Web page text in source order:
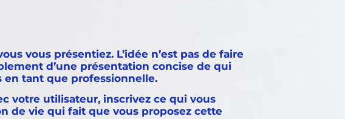
vous présentiez. L’idée n’est pas de faire
d’une présentation concise de qui
en tant que professionnelle.
votre utilisateur, inscrivez ce qui vous
de vie qui fait que vous proposez cette